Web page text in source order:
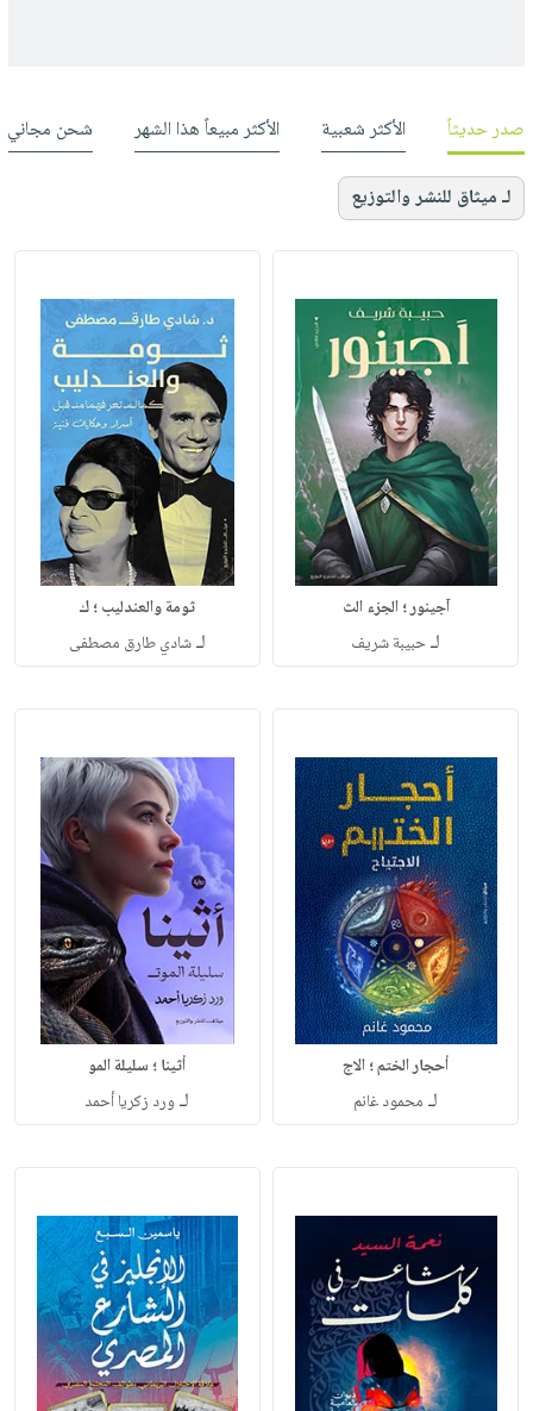
صدر حديثاً الأكثر شعبية الأكثر مبيعاً هذا الشهر شحن مجاني
لـ ميثاق للنشر والتوزيع
آجينور ؛ الجزء الث
لـحبيبة شريف
ثومة والعندليب ؛ ك
لـشادي طارق مصطفى
أحجار الختم ؛ الاج
لـ محمود غانم
أثينا ؛ سليلة المو
لـ ورد زكريا أحمد